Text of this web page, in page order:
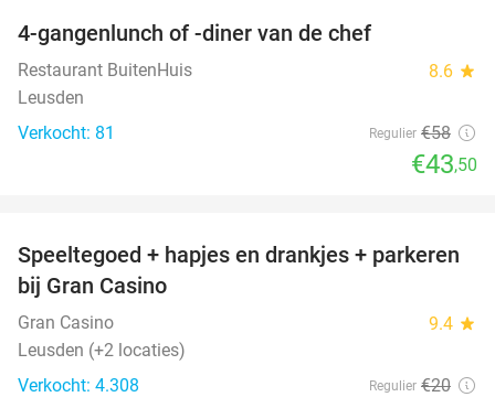
4-gangenlunch of -diner van de chef
Restaurant BuitenHuis 8.6 star
Leusden
Verkocht: 81
Regulier €58
€43,50
50%
Speeltegoed + hapjes en drankjes + parkeren
bij Gran Casino
Gran Casino 9.4 star
Leusden (+2 locaties)
Verkocht: 4.308
Regulier €20